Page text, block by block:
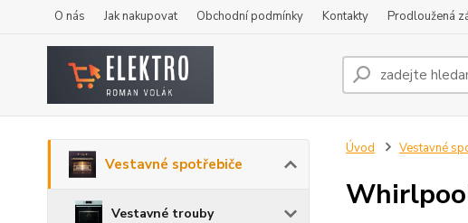
O nás Jak nakupovat Obchodní podmínky Kontakty Prodloužená
Vestavné spotřebiče
Vestavné trouby
Úvod Vestavné